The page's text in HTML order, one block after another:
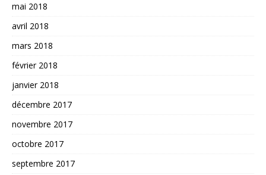
mai 2018
avril 2018
mars 2018
février 2018
janvier 2018
décembre 2017
novembre 2017
octobre 2017
septembre 2017